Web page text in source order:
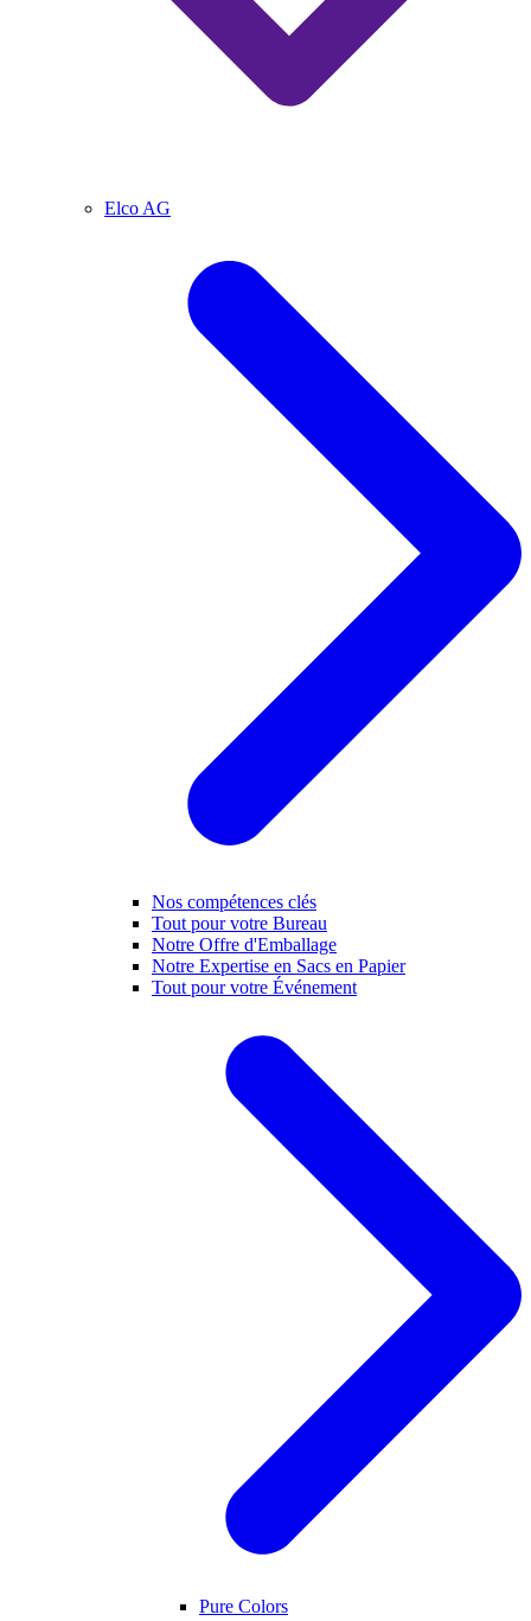
Elco AG
Nos compétences clés
Tout pour votre Bureau
Notre Offre d'Emballage
Notre Expertise en Sacs en Papier
Tout pour votre Événement
Pure Colors